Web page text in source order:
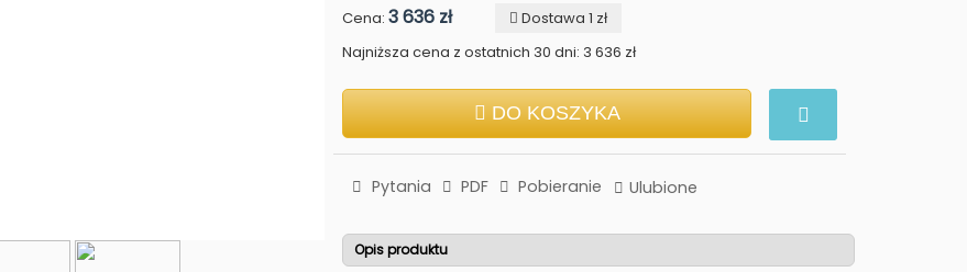
Cena:3 636 zł
Dostawa 1 zł
Najniższa cena z ostatnich 30 dni: 3 636 zł
DO KOSZYKA
Pytania PDF Pobieranie Ulubione
Opis produktu